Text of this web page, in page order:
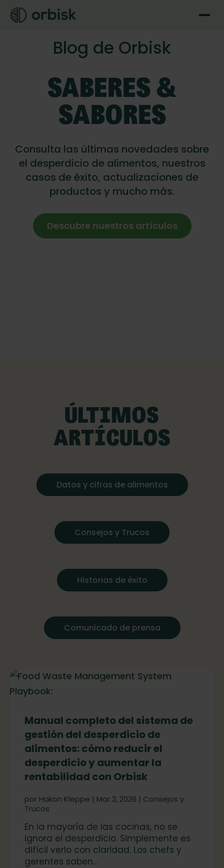
Blog de Orbisk
SABERES &
SABORES
Consulta las últimas novedades sobre
el desperdicio de alimentos, nuestros
casos de éxito, actualizaciones de
productos y mucho más.
Descubre nuestros artículos
ÚLTIMOS
ARTÍCULOS
Datos y cifras de alimentos
Consejos y Trucos
Historias de éxito
Comunicado de prensa
Manual completo del sistema de
gestión del desperdicio de
alimentos: cómo reducir el
desperdicio y aumentar la
rentabilidad con Orbisk
por Hakon Kleppe | Mar 2, 2026 | Consejos y
Trucos
En la mayoría de las cocinas, no se
ignora el desperdicio. Simplemente es
difícil verlo con claridad. Los chefs y
gerentes saben…